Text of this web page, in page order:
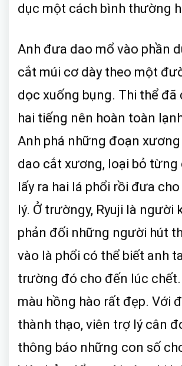
dục một cách bình thường
Anh đưa dao mổ vào phần
cắt múi cơ dày theo một
dọc xuống bụng. Thi thể đã
hai tiếng nên hoàn toàn
Anh phá những đoạn
dao cắt xương, loại bỏ từng
lấy ra hai lá phổi rồi đưa
lý. Ở trườngy, Ryuji là người
phản đối những người hút
vào là phổi có thể biết anh
trường đó cho đến lúc
màu hồng hào rất đẹp. Với
thành thạo, viên trợ lý cân
thông báo những con số